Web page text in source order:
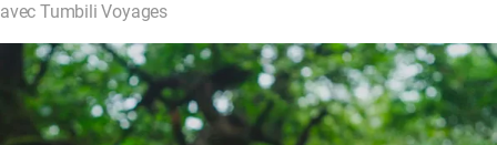
avec Tumbili Voyages